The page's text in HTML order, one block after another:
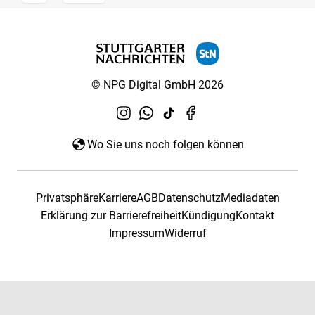
© NPG Digital GmbH 2026
Wo Sie uns noch folgen können
PrivatsphäreKarriereAGBDatenschutzMediadaten
Erklärung zur BarrierefreiheitKündigungKontakt
ImpressumWiderruf